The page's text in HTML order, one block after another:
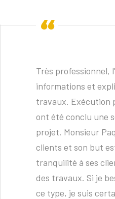
Très professionnel,
informations et
travaux. Exécution
ont été conclu une
projet. Monsieur
clients et son but
tranquilité à ses
des travaux. Si je
ce type, je suis